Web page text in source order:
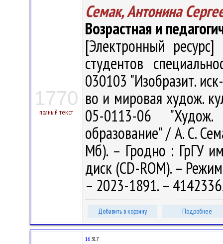
1770
полный текст
Семак, Антонина
Возрастная и
[Электронный
студентов
030103 "Изобразит.
во и мировая худож.
05-0113-06
образование" / А. С.
Мб). – Гродно : ГрГУ
диск (CD-ROM). –
– 2023-1891. –
Добавить в корзину Подробнее
16 З17